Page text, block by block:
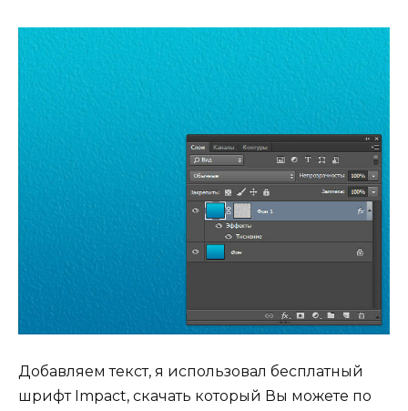
Добавляем текст, я использовал бесплатный
шрифт Impact, скачать который Вы можете по